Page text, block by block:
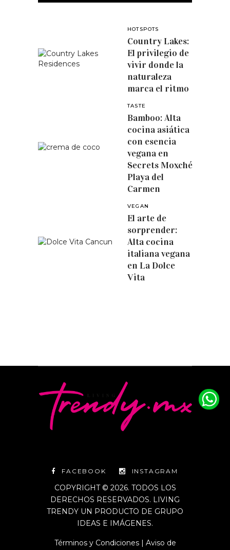
HOTSPOTS
Country Lakes:
El privilegio de
vivir donde la
naturaleza
marca el ritmo
TASTE
Bamboo: Alta
cocina asiática
con esencia
vegana en
Secrets Moxché
Playa del
Carmen
VEGAN
El arte de
sorprender:
Alta cocina
italiana vegana
en La Dolce
Vita
FACEBOOK INSTAGRAM
COPYRIGHT © 2026. TODOS LOS
DERECHOS RESERVADOS. LIVING
TRENDY UN PRODUCTO DE GRUPO
IDEAS E IMÁGENES.
Términos y Condiciones| Aviso de